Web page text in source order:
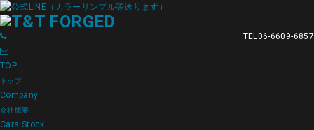
TEL06-6609-6857
TOP
トップ
Company
会社概要
Cars Stock